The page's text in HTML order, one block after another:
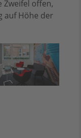
Zweifel offen,
auf Höhe der